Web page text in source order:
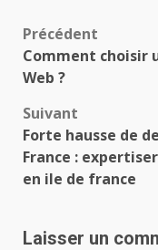
Navigation
d’article
Précédent
Comment choisir
Web ?
Suivant
Forte hausse de
France :
en ile de france
Laisser un